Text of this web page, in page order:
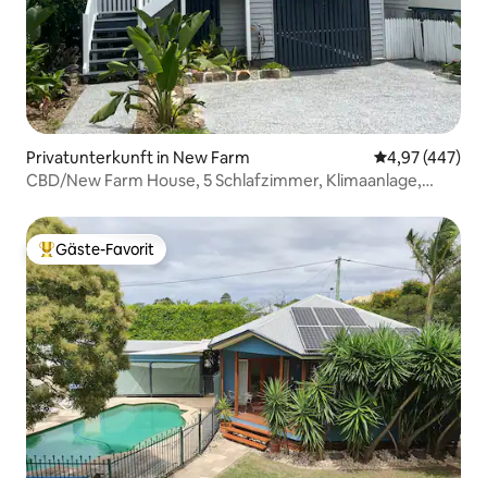
Privatunterkunft in New Farm
4,97 (447)
CBD/New Farm House, 5 Schlafzimmer, Klimaanlage,
Beliebter Gäste-Favorit.
Gäste-Favorit